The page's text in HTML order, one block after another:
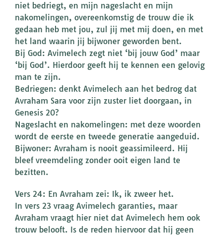
niet bedriegt, en mijn nageslacht en mijn
nakomelingen, overeenkomstig de trouw die ik
gedaan heb met jou, zul jij met mij doen, en met
het land waarin jij bijwoner geworden bent.
Bij God: Avimelech zegt niet ‘bij jouw God’ maar
‘bij God’. Hierdoor geeft hij te kennen een gelovig
man te zijn.
Bedriegen: denkt Avimelech aan het bedrog dat
Avraham Sara voor zijn zuster liet doorgaan, in
Genesis 20?
Nageslacht en nakomelingen: met deze woorden
wordt de eerste en tweede generatie aangeduid.
Bijwoner: Avraham is nooit geassimileerd. Hij
bleef vreemdeling zonder ooit eigen land te
bezitten.
Vers 24: En Avraham zei: Ik, ik zweer het.
In vers 23 vraag Avimelech garanties, maar
Avraham vraagt hier niet dat Avimelech hem ook
trouw belooft. Is de reden hiervoor dat hij geen